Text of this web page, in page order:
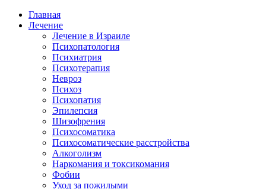
Главная
Лечение
Лечение в Израиле
Психопатология
Психиатрия
Психотерапия
Невроз
Психоз
Психопатия
Эпилепсия
Шизофрения
Психосоматика
Психосоматические расстройства
Алкоголизм
Наркомания и токсикомания
Фобии
Уход за пожилыми